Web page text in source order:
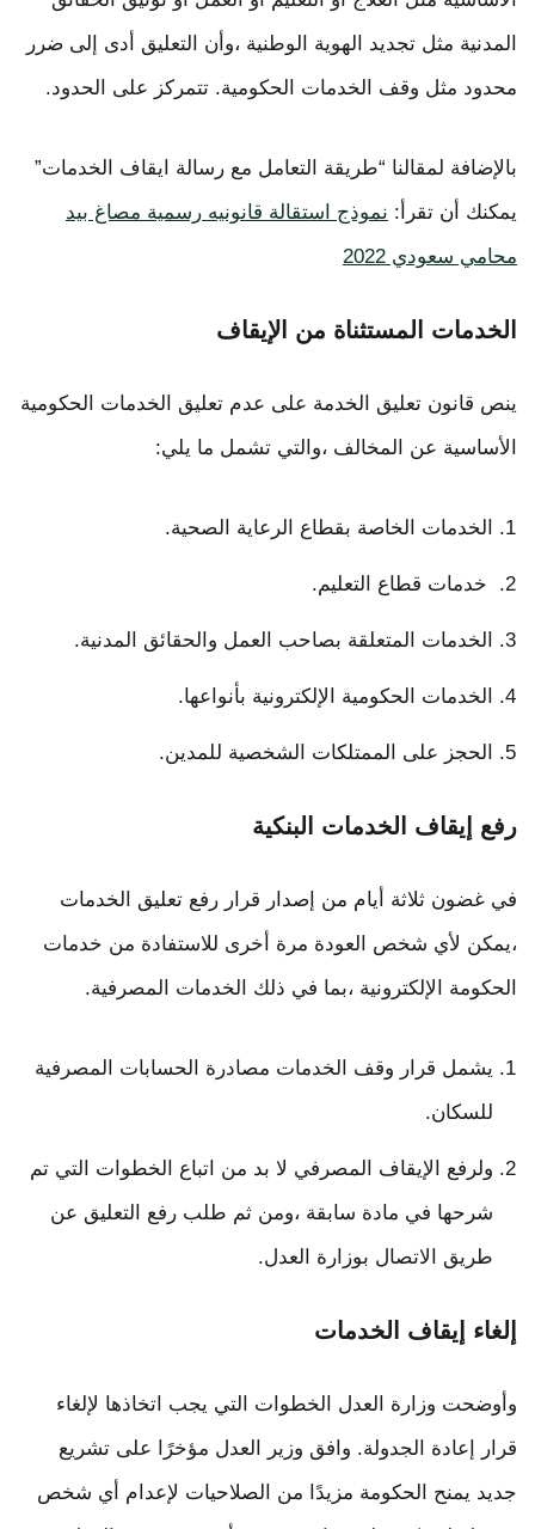
المدنية مثل تجديد الهوية الوطنية ،وأن التعليق أدى إلى ضرر
محدود مثل وقف الخدمات الحكومية. تتمركز على الحدود.
بالإضافة لمقالنا “طريقة التعامل مع رسالة ايقاف الخدمات”
يمكنك أن تقرأ: نموذج استقالة قانونيه رسمية مصاغ بيد
محامي سعودي 2022
الخدمات المستثناة من الإيقاف
ينص قانون تعليق الخدمة على عدم تعليق الخدمات الحكومية
الأساسية عن المخالف ،والتي تشمل ما يلي:
الخدمات الخاصة بقطاع الرعاية الصحية.
خدمات قطاع التعليم.
الخدمات المتعلقة بصاحب العمل والحقائق المدنية.
الخدمات الحكومية الإلكترونية بأنواعها.
الحجز على الممتلكات الشخصية للمدين.
رفع إيقاف الخدمات البنكية
في غضون ثلاثة أيام من إصدار قرار رفع تعليق الخدمات
،يمكن لأي شخص العودة مرة أخرى للاستفادة من خدمات
الحكومة الإلكترونية ،بما في ذلك الخدمات المصرفية.
يشمل قرار وقف الخدمات مصادرة الحسابات المصرفية
للسكان.
ولرفع الإيقاف المصرفي لا بد من اتباع الخطوات التي تم
شرحها في مادة سابقة ،ومن ثم طلب رفع التعليق عن
طريق الاتصال بوزارة العدل.
إلغاء إيقاف الخدمات
وأوضحت وزارة العدل الخطوات التي يجب اتخاذها لإلغاء
قرار إعادة الجدولة. وافق وزير العدل مؤخرًا على تشريع
جديد يمنح الحكومة مزيدًا من الصلاحيات لإعدام أي شخص